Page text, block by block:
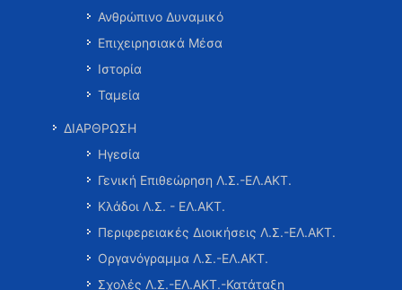
Ανθρώπινο Δυναμικό
Επιχειρησιακά Μέσα
Ιστορία
Ταμεία
ΔΙΑΡΘΡΩΣΗ
Ηγεσία
Γενική Επιθεώρηση Λ.Σ.-ΕΛ.ΑΚΤ.
Κλάδοι Λ.Σ. - ΕΛ.ΑΚΤ.
Περιφερειακές Διοικήσεις Λ.Σ.-ΕΛ.ΑΚΤ.
Οργανόγραμμα Λ.Σ.-ΕΛ.ΑΚΤ.
Σχολές Λ.Σ.-ΕΛ.ΑΚΤ.-Κατάταξη